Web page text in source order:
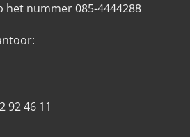
het nummer 085-4444288
92 46 11